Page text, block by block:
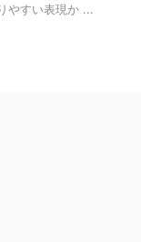
やすい表現か ...